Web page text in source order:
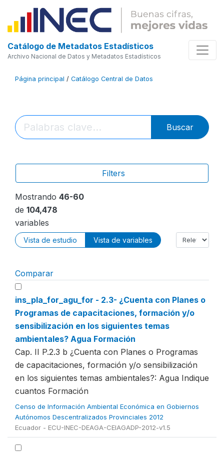
Catálogo de Metadatos Estadísticos
Archivo Nacional de Datos y Metadatos Estadísticos
Página principal / Catálogo Central de Datos
Buscar
Filters
Mostrando 46-60
de 104,478
variables
Vista de estudio Vista de variables
Comparar
ins_pla_for_agu_for - 2.3- ¿Cuenta con Planes o
Programas de capacitaciones, formación y/o
sensibilización en los siguientes temas
ambientales? Agua Formación
Cap. II P.2.3 b ¿Cuenta con Planes o Programas
de capacitaciones, formación y/o sensibilización
en los siguientes temas ambientales?: Agua Indique
cuantos Formación
Censo de Información Ambiental Económica en Gobiernos
Autónomos Descentralizados Provinciales 2012
Ecuador - ECU-INEC-DEAGA-CEIAGADP-2012-v1.5